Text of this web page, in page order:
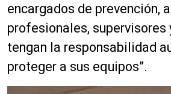
encargados de prevención,
profesionales, supervisores
tengan la responsabilidad
proteger a sus equipos”.